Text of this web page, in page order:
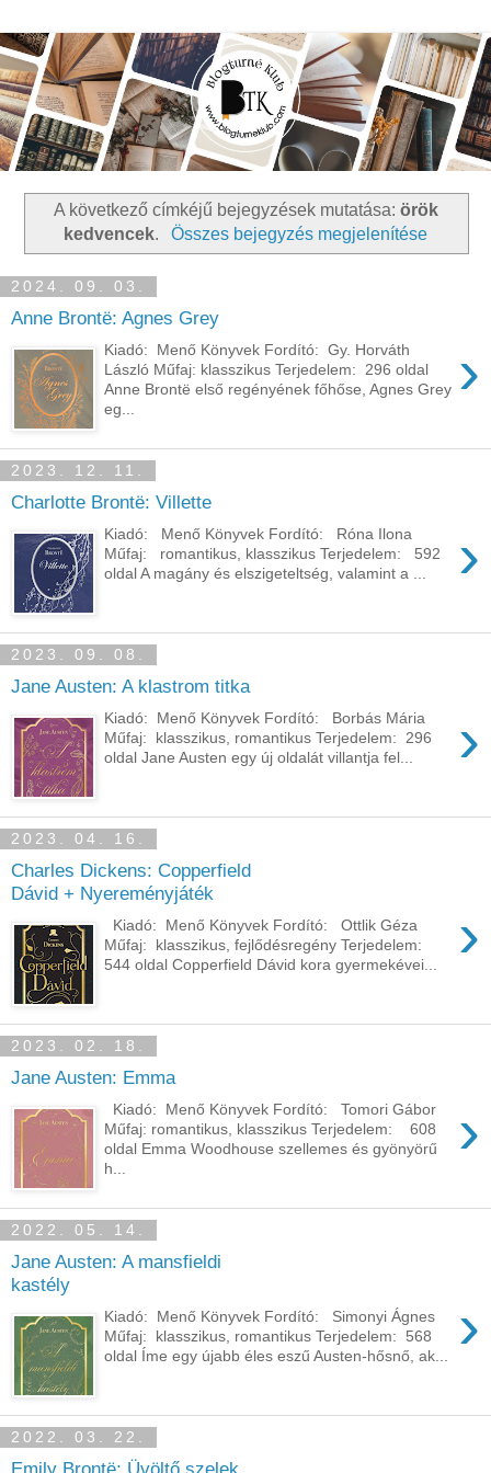
A következő címkéjű bejegyzések mutatása: örök
kedvencek. Összes bejegyzés megjelenítése
2024. 09. 03.
Anne Brontë: Agnes Grey
›
Kiadó: Menő Könyvek Fordító: Gy. Horváth
László Műfaj: klasszikus Terjedelem: 296 oldal
Anne Brontë első regényének főhőse, Agnes Grey
eg...
2023. 12. 11.
Charlotte Brontë: Villette
›
Kiadó: Menő Könyvek Fordító: Róna Ilona
Műfaj: romantikus, klasszikus Terjedelem: 592
oldal A magány és elszigeteltség, valamint a ...
2023. 09. 08.
Jane Austen: A ​klastrom titka
›
Kiadó: Menő Könyvek Fordító: Borbás Mária
Műfaj: klasszikus, romantikus Terjedelem: 296
oldal Jane Austen egy új oldalát villantja fel...
2023. 04. 16.
Charles Dickens: Copperfield ​
Dávid + Nyereményjáték
›
Kiadó: Menő Könyvek Fordító: Ottlik Géza
Műfaj: klasszikus, fejlődésregény Terjedelem:
544 oldal Copperfield Dávid kora gyermekévei...
2023. 02. 18.
Jane Austen: Emma
›
Kiadó: Menő Könyvek Fordító: Tomori Gábor
Műfaj: romantikus, klasszikus Terjedelem: 608
oldal Emma Woodhouse szellemes és gyönyörű
h...
2022. 05. 14.
Jane Austen: A ​mansfieldi
kastély
›
Kiadó: Menő Könyvek Fordító: Simonyi Ágnes
Műfaj: klasszikus, romantikus Terjedelem: 568
oldal Íme egy újabb éles eszű Austen-hősnő, ak...
2022. 03. 22.